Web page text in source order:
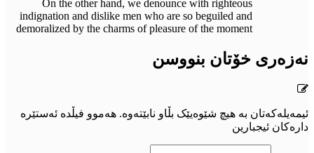
On the other hand, we denounce with righteous
indignation and dislike men who are so beguiled and
demoralized by the charms of pleasure of the moment
نەزەری خۆتان بنووسن
ئیمەیلەکەتان بە هیچ شێوەیێک بڵاو نابێتەوە. هەموو فیڵدە ئەستێرە
دارەکان ئیجبارین